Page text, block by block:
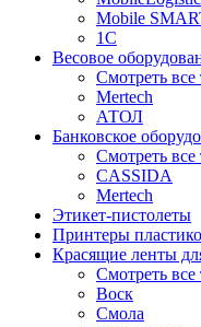
Mobile
1С
Весовое
Смотреть все
Mertech
АТОЛ
Банковское
Смотреть все
CASSIDA
Mertech
Этикет-пистолеты
Принтеры
Красящие ленты
Смотреть все
Воск
Смола